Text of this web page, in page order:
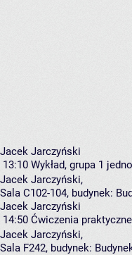
Jacek Jarczyński
13:10 Wykład, grupa 1
Jacek Jarczyński,
Sala C102-104, budynek:
Jacek Jarczyński
14:50 Ćwiczenia
Jacek Jarczyński,
Sala F242, budynek: